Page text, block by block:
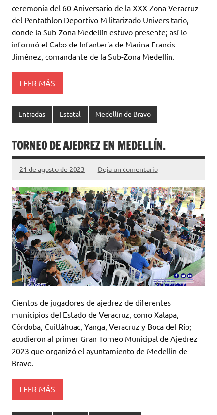
ceremonia del 60 Aniversario de la XXX Zona Veracruz
del Pentathlon Deportivo Militarizado Universitario,
donde la Sub-Zona Medellín estuvo presente; así lo
informó el Cabo de Infantería de Marina Francis
Jiménez, comandante de la Sub-Zona Medellín.
LEER MÁS
Entradas Estatal Medellín de Bravo
TORNEO DE AJEDREZ EN MEDELLÍN.
21 de agosto de 2023 Deja un comentario
Cientos de jugadores de ajedrez de diferentes
municipios del Estado de Veracruz, como Xalapa,
Córdoba, Cuitláhuac, Yanga, Veracruz y Boca del Río;
acudieron al primer Gran Torneo Municipal de Ajedrez
2023 que organizó el ayuntamiento de Medellín de
Bravo.
LEER MÁS